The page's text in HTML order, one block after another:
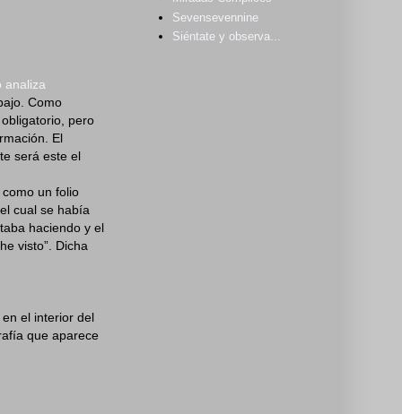
analiza
Como
pero
El
será este el
un folio
cual se había
haciendo y el
visto”. Dicha
el interior del
que aparece
Sevensevennine
Siéntate y observa...